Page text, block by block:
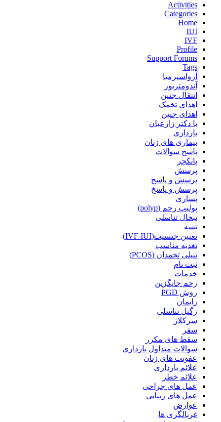
Activities
Categories
Home
IUI
IVF
Profile
Support Forums
Tags
آزواسپرمیا
آندومتریوز
انتقال جنین
اهدای تخمک
اهدای جنین
با دکتر زارعیان
بارداری
بیماری های زنان
پاسخ سوالات
پانکچر
پرسش
پرسش و پاسخ
پرسش و پاسخ
پساری
پولیپ رحم (polyp)
تبخال تناسلی
تسه
تعیین جنسیت(IVF-IUI)
تغذیه مناسب
تنبلی تخمدان (PCOS)
ثبت نام
خدمات
رحم جایگزین
روش PGD
زایمان
زگیل تناسلی
سرکلاژ
سفر
سقط های مکرر
سوالات متداول بارداری
عفونت های زنان
علائم بارداری
علائم خطر
عمل های جراحی
عمل های زیبایی
عوارض
غربالگری ها